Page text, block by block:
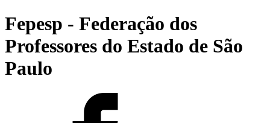
Fepesp - Federação dos
Professores do Estado de São
Paulo